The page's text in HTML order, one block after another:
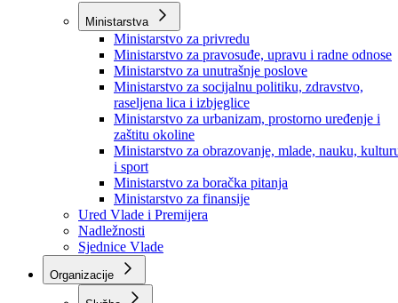
Vlada BPK Goražde
Premijer
Članovi Vlade
Ministarstva
Ministarstvo za privredu
Ministarstvo za pravosuđe, upravu i radne odnose
Ministarstvo za unutrašnje poslove
Ministarstvo za socijalnu politiku, zdravstvo,
raseljena lica i izbjeglice
Ministarstvo za urbanizam, prostorno uređenje i
zaštitu okoline
Ministarstvo za obrazovanje, mlade, nauku,
i sport
Ministarstvo za boračka pitanja
Ministarstvo za finansije
Ured Vlade i Premijera
Nadležnosti
Sjednice Vlade